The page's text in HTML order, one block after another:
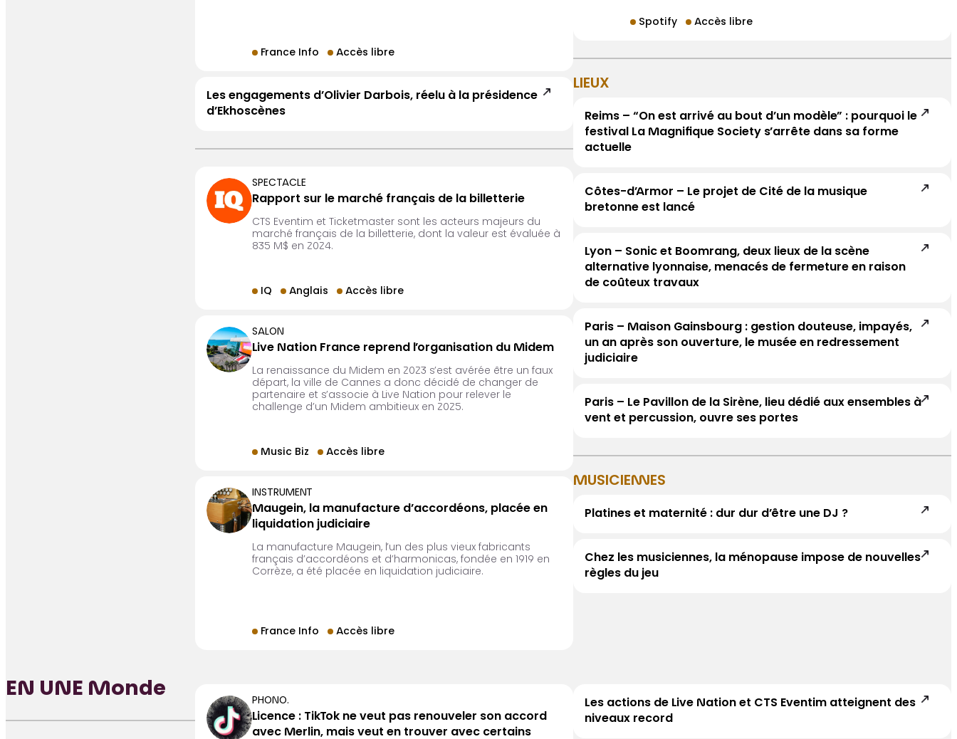
France Info Accès libre
Les engagements d’Olivier Darbois, réelu à la présidence
d’Ekhoscènes
SPECTACLE
Rapport sur le marché français de la billetterie
CTS Eventim et Ticketmaster sont les acteurs majeurs du
marché français de la billetterie, dont la valeur est évaluée à
835 M$ en 2024.
IQ Anglais Accès libre
SALON
Live Nation France reprend l’organisation du Midem
La renaissance du Midem en 2023 s’est avérée être un faux
départ, la ville de Cannes a donc décidé de changer de
partenaire et s’associe à Live Nation pour relever le
challenge d’un Midem ambitieux en 2025.
Music Biz Accès libre
INSTRUMENT
Maugein, la manufacture d’accordéons, placée en
liquidation judiciaire
La manufacture Maugein, l’un des plus vieux fabricants
français d’accordéons et d’harmonicas, fondée en 1919 en
Corrèze, a été placée en liquidation judiciaire.
France Info Accès libre
Spotify Accès libre
LIEUX
Reims – “On est arrivé au bout d’un modèle” : pourquoi le
festival La Magnifique Society s’arrête dans sa forme
actuelle
Côtes-d’Armor – Le projet de Cité de la musique
bretonne est lancé
Lyon – Sonic et Boomrang, deux lieux de la scène
alternative lyonnaise, menacés de fermeture en raison
de coûteux travaux
Paris – Maison Gainsbourg : gestion douteuse, impayés,
un an après son ouverture, le musée en redressement
judiciaire
Paris – Le Pavillon de la Sirène, lieu dédié aux ensembles à
vent et percussion, ouvre ses portes
MUSICIENNES
Platines et maternité : dur dur d’être une DJ ?
Chez les musiciennes, la ménopause impose de nouvelles
règles du jeu
EN UNE Monde
PHONO.
Licence : TikTok ne veut pas renouveler son accord
avec Merlin, mais veut en trouver avec certains
Les actions de Live Nation et CTS Eventim atteignent des
niveaux record